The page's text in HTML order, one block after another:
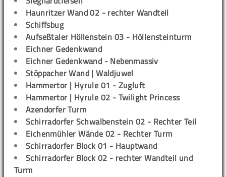
Haunritzer Wand 02 - rechter Wandteil
Schiffsbug
Aufseßtaler Höllenstein 03 - Höllensteinturm
Eichner Gedenkwand
Eichner Gedenkwand - Nebenmassiv
Stöppacher Wand | Waldjuwel
Hammertor | Hyrule 01 - Zugluft
Hammertor | Hyrule 02 - Twilight Princess
Azendorfer Turm
Schirradorfer Schwalbenstein 02 - Rechter Teil
Eichenmühler Wände 02 - Rechter Turm
Schirradorfer Block 01 - Hauptwand
Schirradorfer Block 02 - rechter Wandteil und
Turm